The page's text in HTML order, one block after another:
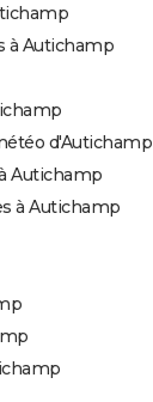
à Autichamp
d'Autichamp
Autichamp
à Autichamp